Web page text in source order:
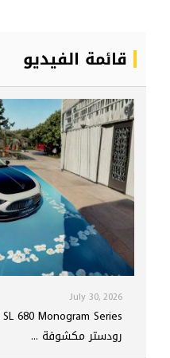
قائمة الفيديو
July 30, 2026
رودستر مكشوفة ...